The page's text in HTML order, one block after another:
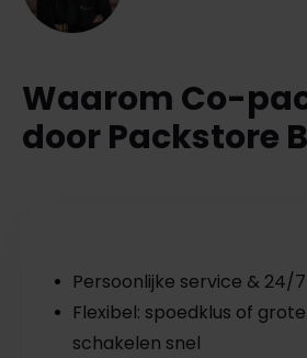
Waarom Co-
door Packstore
Persoonlijke service & 24/
Flexibel: spoedklus of
schakelen snel